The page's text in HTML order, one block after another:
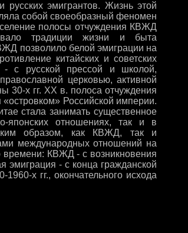
русских эмигрантов. Жизнь этой
собой своеобразный феномен
полосы отчуждения КВЖД
традиции жизни и быта
позволило белой эмиграции на
китайских и советских
- с русской прессой и школой,
церковью, активной
30-х гг. XX в. полоса отчуждения
Российской империи.
стала занимать существенное
японских отношениях, так и в
образом, как КВЖД, так и
международных отношений на
времени: КВЖД - с возникновения
эмиграция - с конца гражданской
х гг., окончательного исхода